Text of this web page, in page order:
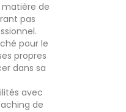
de
pas
pour le
propres
dans sa
avec
de